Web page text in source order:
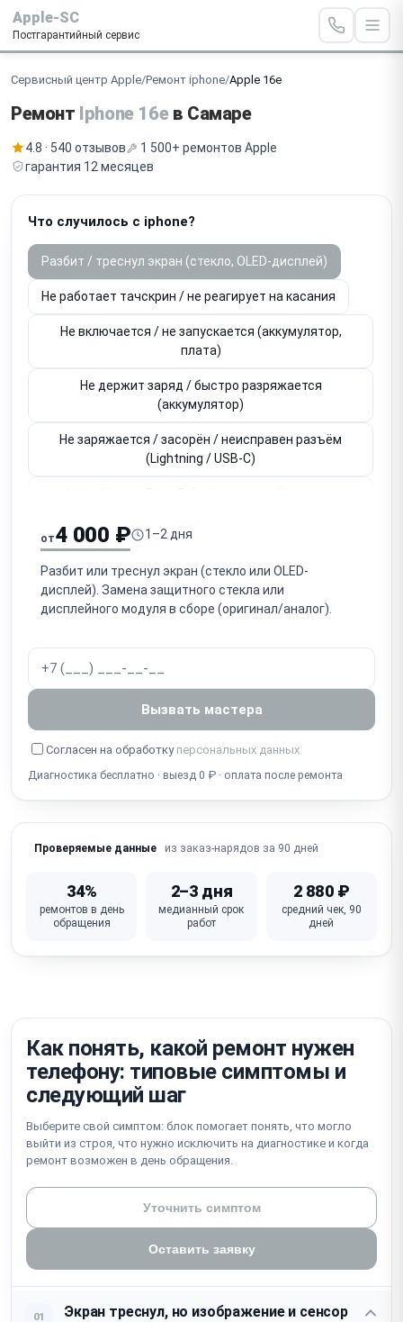
Apple-SC
Постгарантийный сервис
Сервисный центр Apple/Ремонт iphone/Apple 16e
Ремонт Iphone 16eв Самаре
4.8 · 540 отзывов
1 500+ ремонтов Apple
гарантия 12 месяцев
Что случилось с iphone?
Разбит / треснул экран (стекло, OLED-дисплей)
Не работает тачскрин / не реагирует на касания
Не включается / не запускается (аккумулятор,
плата)
Не держит заряд / быстро разряжается
(аккумулятор)
Не заряжается / засорён / неисправен разъём
(Lightning / USB-C)
Не работает Touch ID / кнопка Home (привязана к
плате)
Не работает основная / фронтальная камера
Нет громкого звука / не работает громкоговоритель
(speaker)
Собеседник не слышит / не работает микрофон
Попадание воды / окисление (несмотря на IP-
защиту)
блокировка iCloud
Не работает кнопка питания / громкости /
от4 000 ₽ 1–2 дня
Разбит или треснул экран (стекло или OLED-
дисплей). Замена защитного стекла или
дисплейного модуля в сборе (оригинал/аналог).
Вызвать мастера
Согласен на обработку персональных данных
Диагностика бесплатно · выезд 0 ₽ · оплата после ремонта
Проверяемые данные из заказ-нарядов за 90 дней
34%
ремонтов в день
обращения
2–3 дня
медианный срок
работ
2 880 ₽
средний чек, 90
дней
Как понять, какой ремонт нужен
телефону: типовые симптомы и
следующий шаг
Выберите свой симптом: блок помогает понять, что могло
выйти из строя, что нужно исключить на диагностике и когда
ремонт возможен в день обращения.
Уточнить симптом
Оставить заявку
01
Экран треснул, но изображение и сенсор